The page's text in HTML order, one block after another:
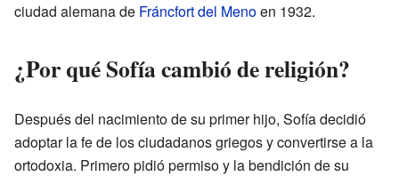
ciudad alemana de Fráncfort del Menoen 1932.
¿Por qué Sofía cambió de religión?
Después del nacimiento de su primer hijo, Sofía decidió
adoptar la fe de los ciudadanos griegos y convertirse a la
ortodoxia. Primero pidió permiso y la bendición de su